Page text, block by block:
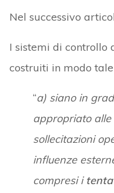
Nel successivo
I sistemi di controllo
costruiti in modo tale
“a) siano in
appropriato alle
sollecitazioni
influenze
compresi i